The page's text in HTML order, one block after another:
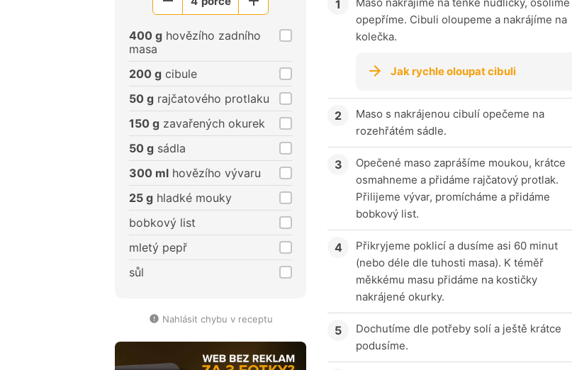
Menší
Větší
400 g hovězího zadního
masa
200 g cibule
50 g rajčatového protlaku
150 g zavařených okurek
50 g sádla
300 ml hovězího vývaru
25 g hladké mouky
bobkový list
mletý pepř
sůl
Nahlásit chybu v receptu
opepříme. Cibuli oloupeme a nakrájíme na
kolečka.
Jak rychle oloupat cibuli
Maso s nakrájenou cibulí opečeme na
rozehřátém sádle.
Opečené maso zaprášíme moukou, krátce
osmahneme a přidáme rajčatový protlak.
Přilijeme vývar, promícháme a přidáme
bobkový list.
Přikryjeme poklicí a dusíme asi 60 minut
(nebo déle dle tuhosti masa). K téměř
měkkému masu přidáme na kostičky
nakrájené okurky.
Dochutíme dle potřeby solí a ještě krátce
podusíme.